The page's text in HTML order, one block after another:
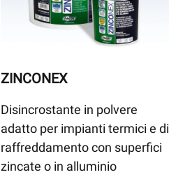
ZINCONEX
Disincrostante in polvere
adatto per impianti termici e di
raffreddamento con superfici
zincate o in alluminio